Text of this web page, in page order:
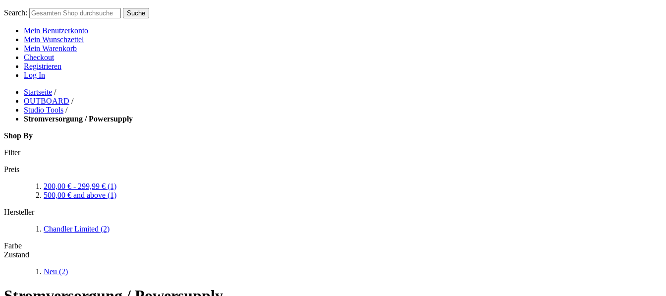
Search: Suche
Mein Benutzerkonto
Mein Wunschzettel
Mein Warenkorb
Checkout
Registrieren
Log In
Startseite /
OUTBOARD /
Studio Tools /
Stromversorgung / Powersupply
Shop By
Filter
Preis
200,00 € - 299,99 € (1)
500,00 € and above (1)
Hersteller
Chandler Limited (2)
Farbe
Zustand
Neu (2)